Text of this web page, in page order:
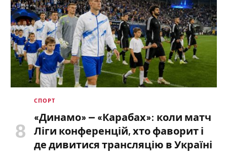
СПОРТ
«Динамо» — «Карабах»: коли матч
Ліги конференцій, хто фаворит і
де дивитися трансляцію в Україні